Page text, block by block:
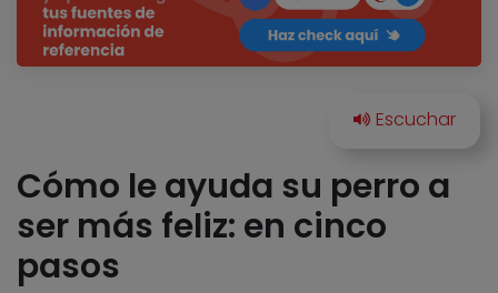
Cómo le ayuda su perro a
ser más feliz: en cinco
pasos